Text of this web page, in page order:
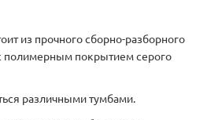
из прочного сборно-разборного
полимерным покрытием серого
различными тумбами.